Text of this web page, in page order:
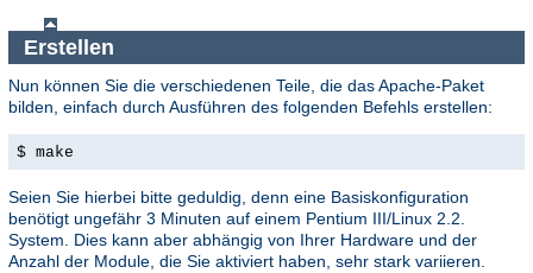
Erstellen
Nun können Sie die verschiedenen Teile, die das Apache-Paket
bilden, einfach durch Ausführen des folgenden Befehls erstellen:
$ make
Seien Sie hierbei bitte geduldig, denn eine Basiskonfiguration
benötigt ungefähr 3 Minuten auf einem Pentium III/Linux 2.2.
System. Dies kann aber abhängig von Ihrer Hardware und der
Anzahl der Module, die Sie aktiviert haben, sehr stark variieren.